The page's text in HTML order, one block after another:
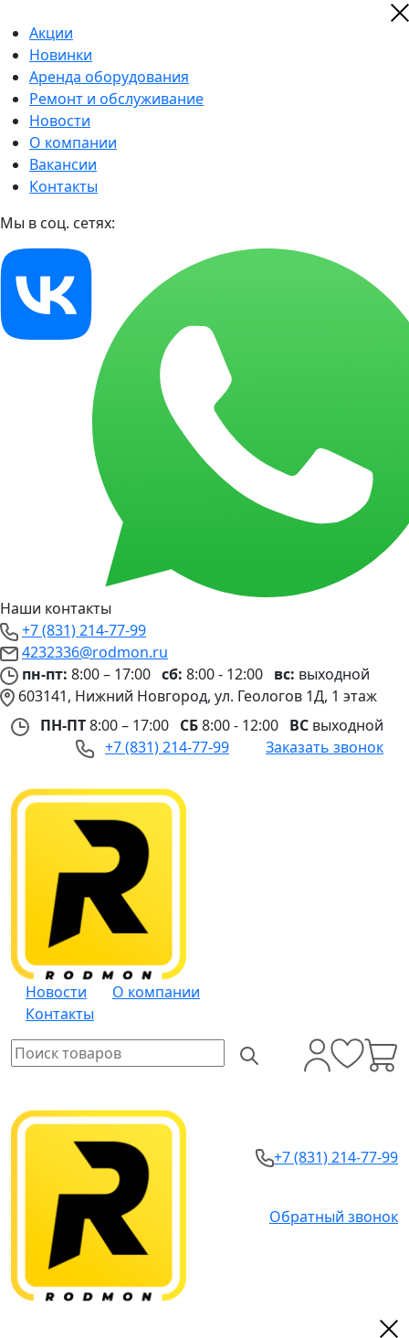
Акции
Новинки
Аренда оборудования
Ремонт и обслуживание
Новости
О компании
Вакансии
Контакты
Мы в соц. сетях:
Наши контакты
+7 (831) 214-77-99
4232336@rodmon.ru
пн-пт: 8:00 – 17:00 сб: 8:00 - 12:00 вс: выходной
603141, Нижний Новгород, ул. Геологов 1Д, 1 этаж
ПН-ПТ8:00 – 17:00 СБ8:00 - 12:00 ВС выходной
+7 (831) 214-77-99
Заказать звонок
Новости
О компании
Контакты
+7 (831) 214-77-99
Обратный звонок